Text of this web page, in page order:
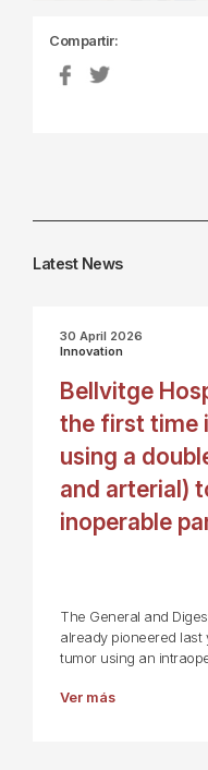
Compartir:
Latest News
30 April 2026
Innovation
Bellvitge
the first time
using a
and arterial)
inoperable
The General and
already pioneered
tumor using an
Ver más